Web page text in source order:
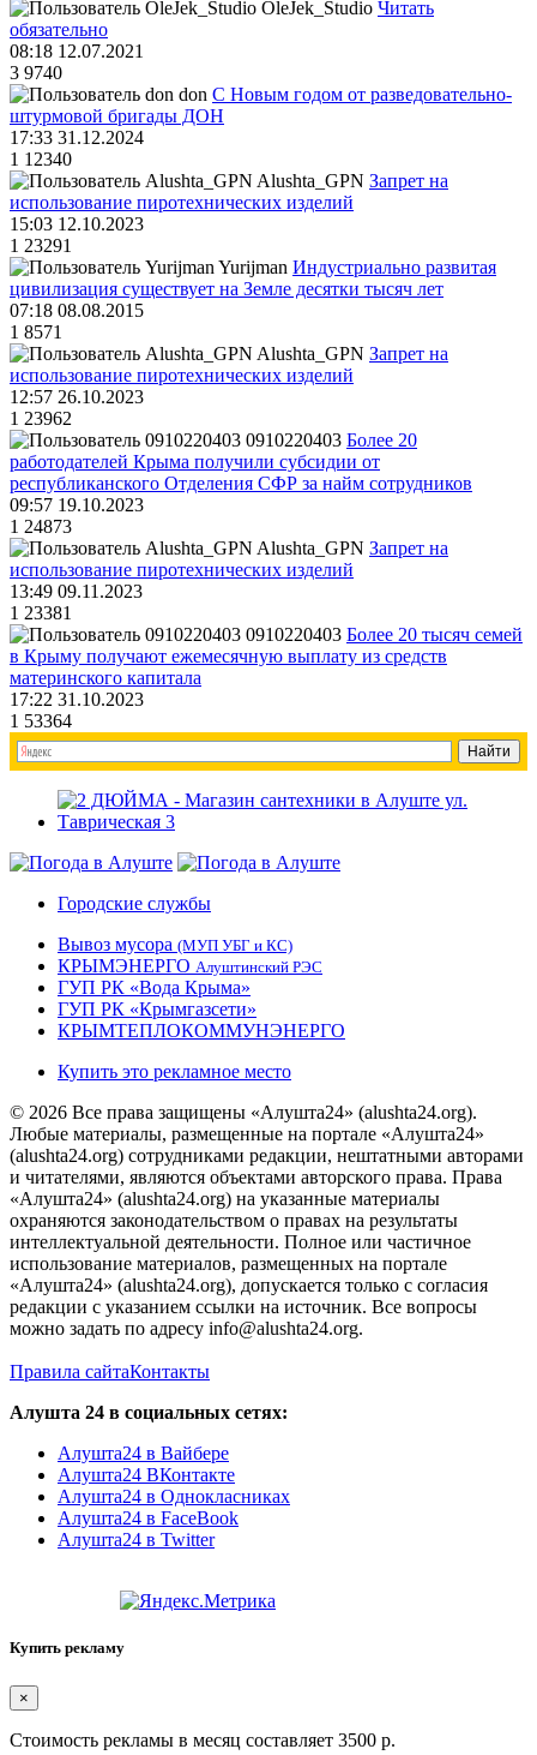
OleJek_Studio Читать
обязательно
08:18 12.07.2021
3 9740
don С Новым годом от разведовательно-
штурмовой бригады ДОН
17:33 31.12.2024
1 12340
Alushta_GPN Запрет на
использование пиротехнических изделий
15:03 12.10.2023
1 23291
Yurijman Индустриально развитая
цивилизация существует на Земле десятки тысяч лет
07:18 08.08.2015
1 8571
Alushta_GPN Запрет на
использование пиротехнических изделий
12:57 26.10.2023
1 23962
0910220403 Более 20
работодателей Крыма получили субсидии от
республиканского Отделения СФР за найм сотрудников
09:57 19.10.2023
1 24873
Alushta_GPN Запрет на
использование пиротехнических изделий
13:49 09.11.2023
1 23381
0910220403 Более 20 тысяч семей
в Крыму получают ежемесячную выплату из средств
материнского капитала
17:22 31.10.2023
1 53364
Городские службы
Вывоз мусора (МУП УБГ и КС)
КРЫМЭНЕРГО Алуштинский РЭС
ГУП РК «Вода Крыма»
ГУП РК «Крымгазсети»
КРЫМТЕПЛОКОММУНЭНЕРГО
Купить это рекламное место
© 2026 Все права защищены «Алушта24» (alushta24.org).
Любые материалы, размещенные на портале «Алушта24»
(alushta24.org) сотрудниками редакции, нештатными авторами
и читателями, являются объектами авторского права. Права
«Алушта24» (alushta24.org) на указанные материалы
охраняются законодательством о правах на результаты
интеллектуальной деятельности. Полное или частичное
использование материалов, размещенных на портале
«Алушта24» (alushta24.org), допускается только с согласия
редакции с указанием ссылки на источник. Все вопросы
можно задать по адресу info@alushta24.org.
Правила сайтаКонтакты
Алушта 24 в социальных сетях:
Алушта24 в Вайбере
Алушта24 ВКонтакте
Алушта24 в Однокласниках
Алушта24 в FaceBook
Алушта24 в Twitter
Купить рекламу
×
Стоимость рекламы в месяц составляет 3500 р.